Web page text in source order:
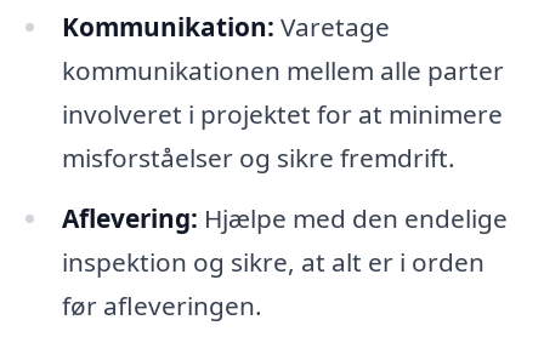
Kommunikation: Varetage
kommunikationen mellem alle parter
involveret i projektet for at minimere
misforståelser og sikre fremdrift.
Aflevering: Hjælpe med den endelige
inspektion og sikre, at alt er i orden
før afleveringen.